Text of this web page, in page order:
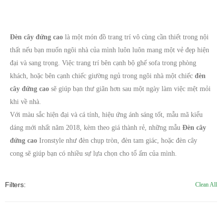
Đèn cây đứng cao là một món đồ trang trí vô cùng cần thiết trong nội
thất nếu bạn muốn ngôi nhà của mình luôn luôn mang một vẻ đẹp hiện
đại và sang trọng. Việc trang trí bên cạnh bộ ghế sofa trong phòng
khách, hoặc bên cạnh chiếc giường ngủ trong ngôi nhà một chiếc đèn
cây đứng cao sẽ giúp bạn thư giãn hơn sau một ngày làm việc mệt mỏi
khi về nhà.
Với màu sắc hiện đại và cá tính, hiệu ứng ánh sáng tốt, mẫu mã kiểu
dáng mới nhất năm 2018, kèm theo giá thành rẻ, những mẫu Đèn cây
đứng cao Ironstyle như đèn chụp tròn, đèn tam giác, hoặc đèn cây
cong sẽ giúp bạn có nhiều sự lựa chọn cho tổ ấm của mình.
Filters: Clean All